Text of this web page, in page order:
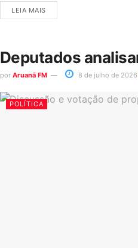
LEIA MAIS
Deputados
por Aruanã FM 8 de julho de 2026
POLÍTICA